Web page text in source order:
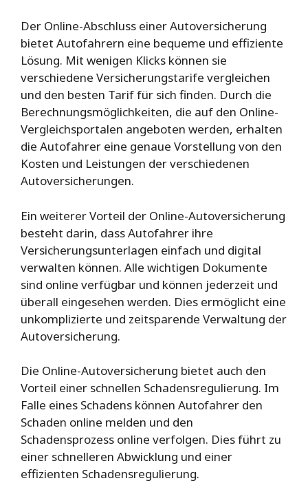
Der Online-Abschluss einer Autoversicherung
bietet Autofahrern eine bequeme und effiziente
Lösung. Mit wenigen Klicks können sie
verschiedene Versicherungstarife vergleichen
und den besten Tarif für sich finden. Durch die
Berechnungsmöglichkeiten, die auf den Online-
Vergleichsportalen angeboten werden, erhalten
die Autofahrer eine genaue Vorstellung von den
Kosten und Leistungen der verschiedenen
Autoversicherungen.
Ein weiterer Vorteil der Online-Autoversicherung
besteht darin, dass Autofahrer ihre
Versicherungsunterlagen einfach und digital
verwalten können. Alle wichtigen Dokumente
sind online verfügbar und können jederzeit und
überall eingesehen werden. Dies ermöglicht eine
unkomplizierte und zeitsparende Verwaltung der
Autoversicherung.
Die Online-Autoversicherung bietet auch den
Vorteil einer schnellen Schadensregulierung. Im
Falle eines Schadens können Autofahrer den
Schaden online melden und den
Schadensprozess online verfolgen. Dies führt zu
einer schnelleren Abwicklung und einer
effizienten Schadensregulierung.